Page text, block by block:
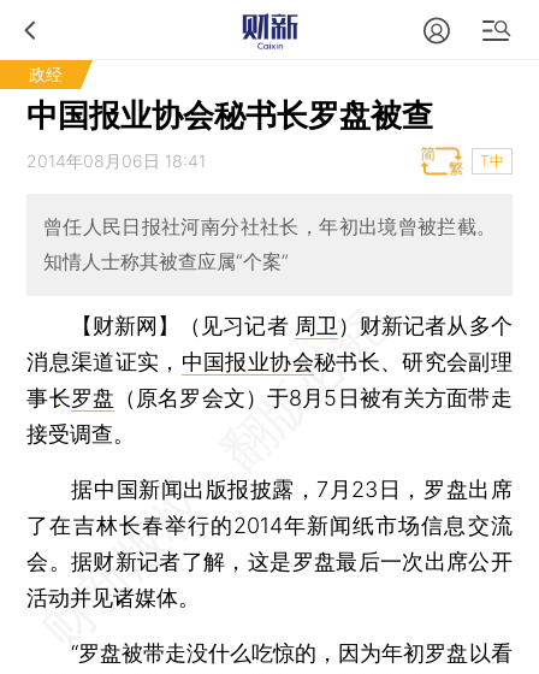
政经
中国报业协会秘书长罗盘被查
2014年08月06日 18:41 T中
曾任人民日报社河南分社社长，年初出境曾被拦截。
知情人士称其被查应属“个案”
【财新网】（见习记者 周卫 ） 财新记者从多个
消息渠道证实， 中国报业协会秘书长、研究会副理
事长罗盘 （原名罗会文）于8月5日被有关方面带走
接受调查。
据中国新闻出版报披露，7月23日，罗盘出席
了在吉林长春举行的2014年新闻纸市场信息交流
会。据财新记者了解，这是罗盘最后一次出席公开
活动并见诸媒体。
“罗盘被带走没什么吃惊的，因为年初罗盘以看